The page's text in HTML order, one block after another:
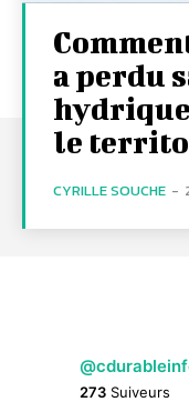
a perdu
le
CYRILLE SOUCHE -
273 Suiveurs